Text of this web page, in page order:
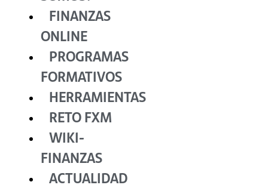
FINANZAS
ONLINE
PROGRAMAS
FORMATIVOS
HERRAMIENTAS
RETO FXM
WIKI-
FINANZAS
ACTUALIDAD